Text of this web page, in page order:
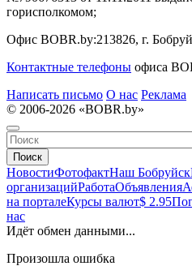
горисполкомом;
Офис BOBR.by:213826, г.
Контактные телефоны офиса
Написать письмо О нас Реклама
© 2006-2026 «BOBR.by»
Поиск
НовостиФотофактНаш Бобруйск
организацийРаботаОбъявления
на порталеКурсы валют$ 2.95
нас
Идёт обмен данными...
Произошла ошибка